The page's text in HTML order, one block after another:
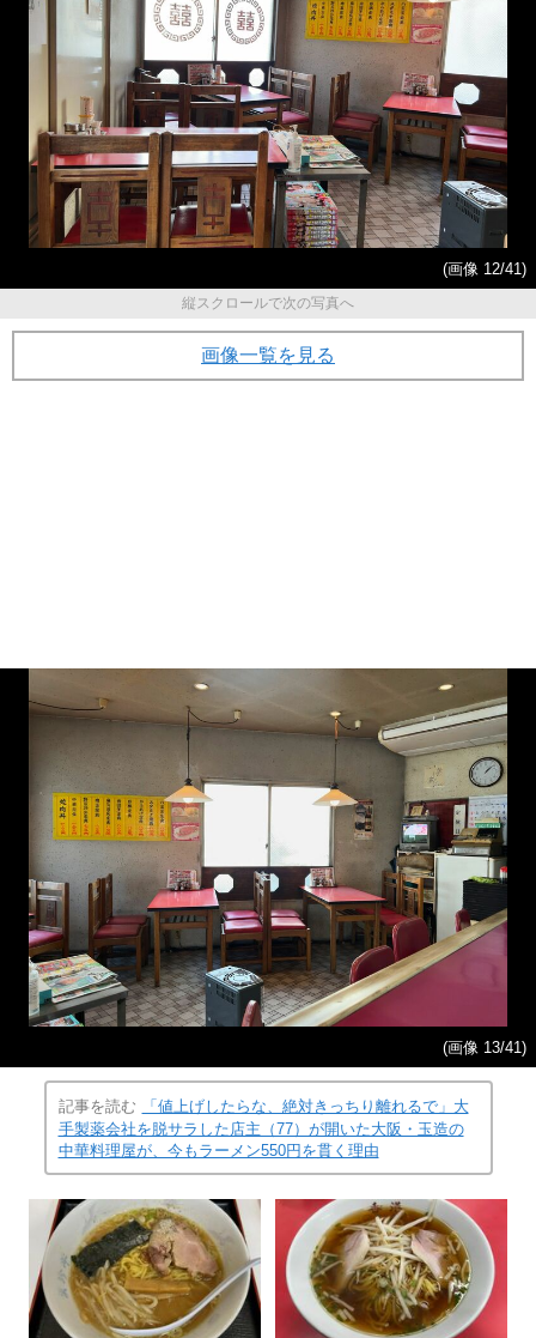
(画像 12/41)
縦スクロールで次の写真へ
画像一覧を見る
(画像 13/41)
記事を読む
「値上げしたらな、絶対きっちり離れるで」大
手製薬会社を脱サラした店主（77）が開いた大阪・玉造の
中華料理屋が、今もラーメン550円を貫く理由